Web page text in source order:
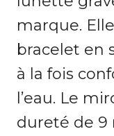
marque.
bracelet en
à la fois
l’eau. Le
dureté de 9